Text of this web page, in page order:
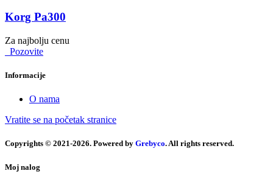
Korg Pa300
Za najbolju cenu
Pozovite
Informacije
O nama
Vratite se na početak stranice
Copyrights © 2021-2026. Powered by Grebyco. All rights reserved.
Moj nalog